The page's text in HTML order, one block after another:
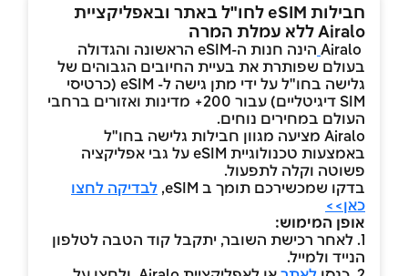
חבילות eSIM לחו"ל באתר ובאפליקציית
Airalo ללא עמלת המרה
הינה חנות ה-eSIM הראשונה והגדולה
בעולם שפותרת את בעיית החיובים הגבוהים של
גלישה בחו"ל על ידי מתן גישה ל- eSIM (כרטיסי
SIM דיגיטליים) עבור 200+ מדינות ואזורים ברחבי
העולם במחירים נוחים.
Airalo מציעה מגוון חבילות גלישה בחו"ל
באמצעות טכנולוגיית eSIM על גבי אפליקציה
פשוטה וקלה לתפעול.
בדקו שמכשירכם תומך ב eSIM,
לבדיקה לחצו
כאן>>
אופן המימוש:
1. לאחר רכישת השובר, יתקבל קוד הטבה לטלפון
הנייד ולמייל.